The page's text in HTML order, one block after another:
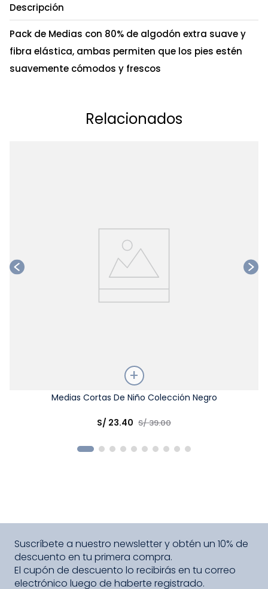
Descripción
Pack de Medias con 80% de algodón extra suave y
fibra elástica, ambas permiten que los pies estén
suavemente cómodos y frescos
Relacionados
Medias Cortas De Niño Colección Negro
S/ 23.40 S/39.00
Suscríbete a nuestro newsletter y obtén un 10% de
descuento en tu primera compra.
El cupón de descuento lo recibirás en tu correo
electrónico luego de haberte registrado.